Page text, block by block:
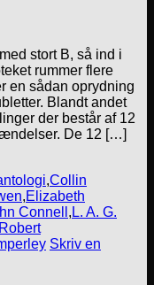
stort B, så ind i
rummer flere
en sådan oprydning
Blandt andet
der består af 12
De 12 […]
,Collin
,Elizabeth
Connell , L. A. G.
Robert
Skriv en